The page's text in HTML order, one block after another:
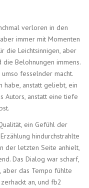
verloren in den
immer mit Momenten
die Leichtsinnigen, aber
Belohnungen immens.
fesselnder macht.
habe, anstatt geliebt, ein
Autors, anstatt eine tiefe
ein Gefühl der
hindurchstrahlte
der letzten Seite anhielt,
Das Dialog war scharf,
aber das Tempo fühlte
an, und fb2